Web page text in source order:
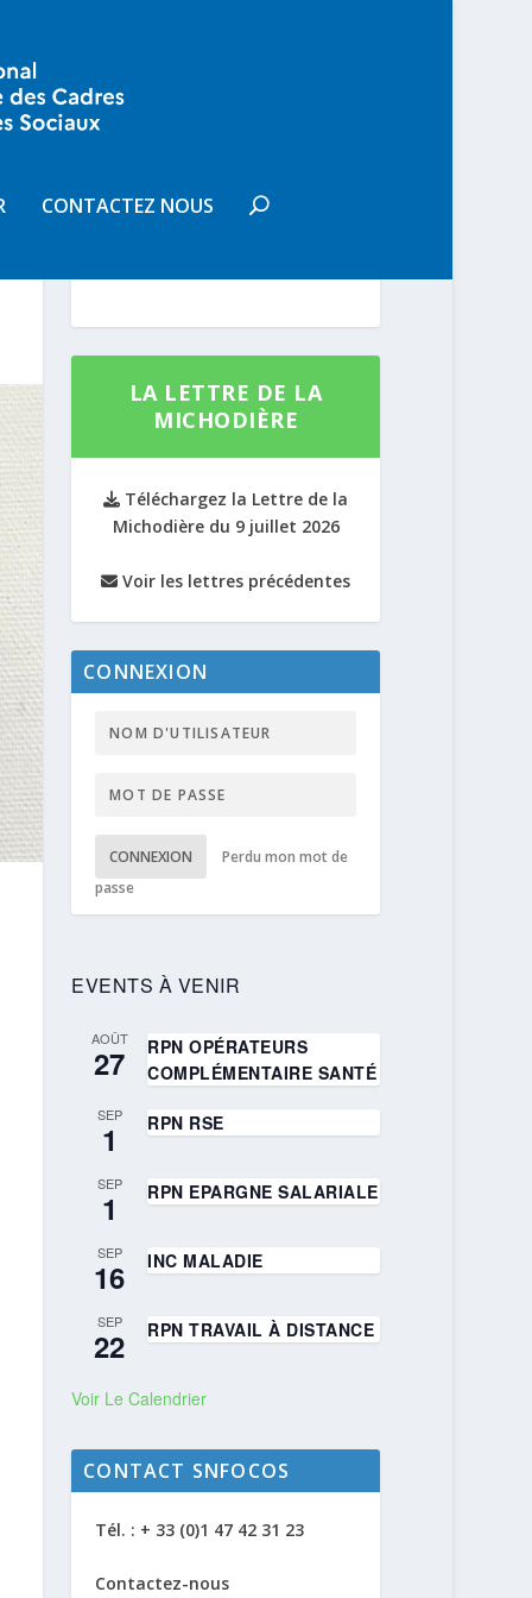
CONTACTEZ NOUS
RECEVOIR LA LETTRE DE LA
MICHODIÈRE
LA LETTRE DE LA
MICHODIÈRE
Téléchargez la Lettre de la
Michodière du 9 juillet 2026
Voir les lettres précédentes
CONNEXION
CONNEXION
Perdu mon mot de
passe
EVENTS À VENIR
AOÛT
27
RPN OPÉRATEURS
COMPLÉMENTAIRE SANTÉ
SEP
1 RPN RSE
SEP
1 RPN EPARGNE SALARIALE
SEP
16 INC MALADIE
SEP
22 RPN TRAVAIL À DISTANCE
Voir Le Calendrier
CONTACT SNFOCOS
Tél. : + 33 (0)1 47 42 31 23
Contactez-nous